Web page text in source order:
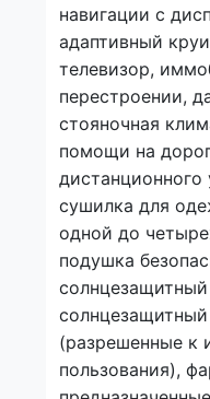
навигации с
адаптивный
телевизор,
перестроении,
стояночная
помощи на
сушилка для
одной до
подушка
(разрешенные к
пользования),